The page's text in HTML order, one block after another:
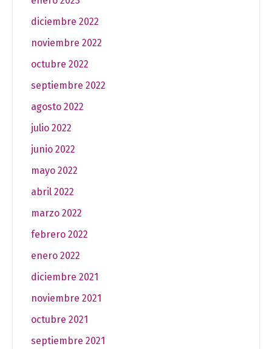
diciembre 2022
noviembre 2022
octubre 2022
septiembre 2022
agosto 2022
julio 2022
junio 2022
mayo 2022
abril 2022
marzo 2022
febrero 2022
enero 2022
diciembre 2021
noviembre 2021
octubre 2021
septiembre 2021